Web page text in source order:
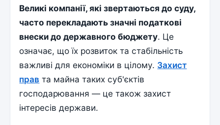
Великі компанії, які звертаються до суду,
часто перекладають значні податкові
внески до державного бюджету. Це
означає, що їх розвиток та стабільність
важливі для економіки в цілому. Захист
прав та майна таких суб'єктів
господарювання — це також захист
інтересів держави.